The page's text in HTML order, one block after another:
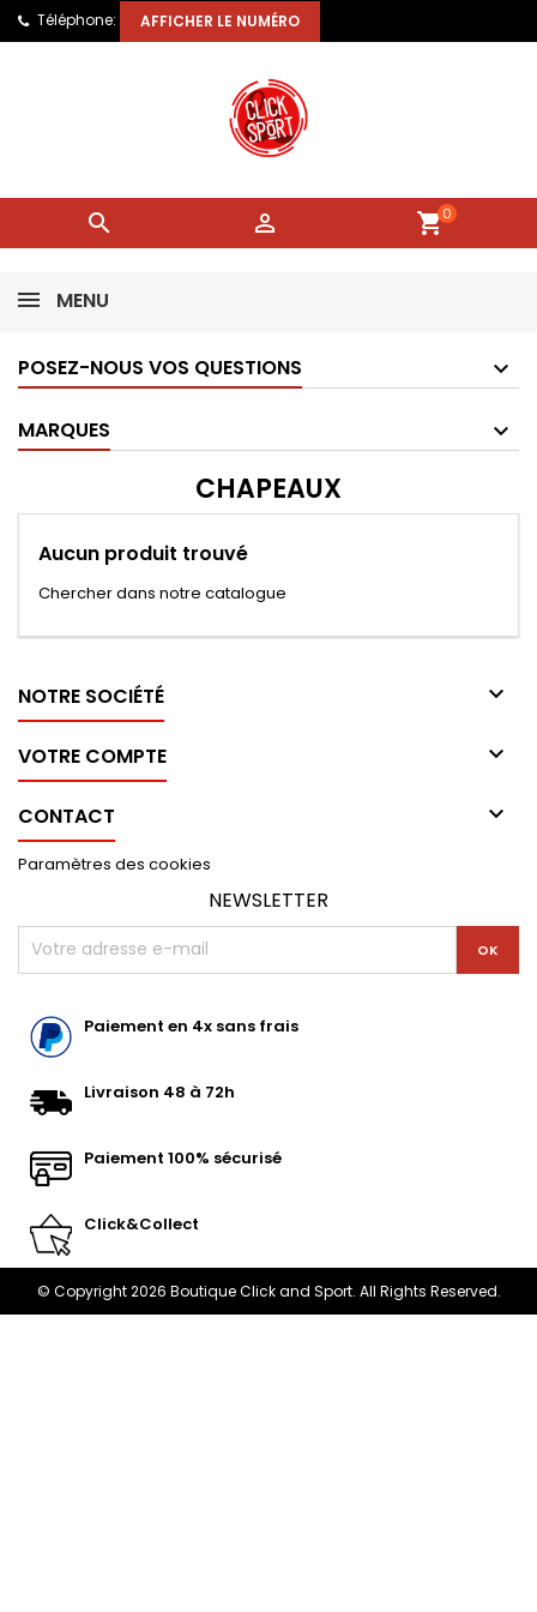
Téléphone: AFFICHER LE NUMÉRO
  shopping_cart0
MENU
POSEZ-NOUS VOS QUESTIONS
MARQUES
CHAPEAUX
Aucun produit trouvé
Chercher dans notre catalogue
NOTRE SOCIÉTÉ 
VOTRE COMPTE 
CONTACT 
Paramètres des cookies
NEWSLETTER
Paiement en 4x sans frais
Livraison 48 à 72h
Paiement 100% sécurisé
Click&Collect
© Copyright 2026 Boutique Click and Sport. All Rights Reserved.